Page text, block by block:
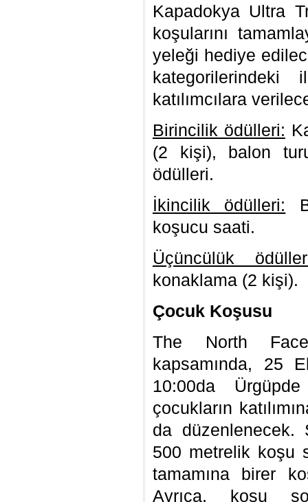
Kapadokya Ultra
koşularını
yeleği hediye
katılımcılara
Birincilik ödülleri:
(2 kişi), balon
ödülleri.
İkincilik ödülleri:
koşucu saati.
Üçüncülük
konaklama (2 kişi).
Çocuk Koşusu
The North
kapsamında, 25
10:00da
çocukların
da düzenlenecek.
500 metrelik koşu
tamamına birer
Ayrıca, koşu